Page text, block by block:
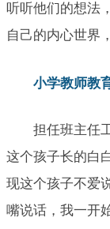
听听他们的想法
自己的内心世界
小学教师教
担任班主任
这个孩子长的白
现这个孩子不爱
嘴说话，我一开